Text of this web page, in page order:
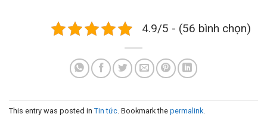
4.9/5 - (56 bình chọn)
This entry was posted in Tin tức . Bookmark the permalink